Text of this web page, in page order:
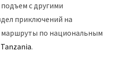
с другими
приключений на
маршруты по национальным
.